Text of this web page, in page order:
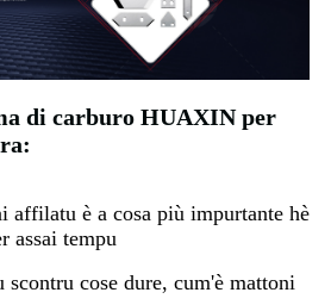
di carburo HUAXIN per
affilatu è a cosa più impurtante hè
assai tempu
cose dure, cum'è mattoni